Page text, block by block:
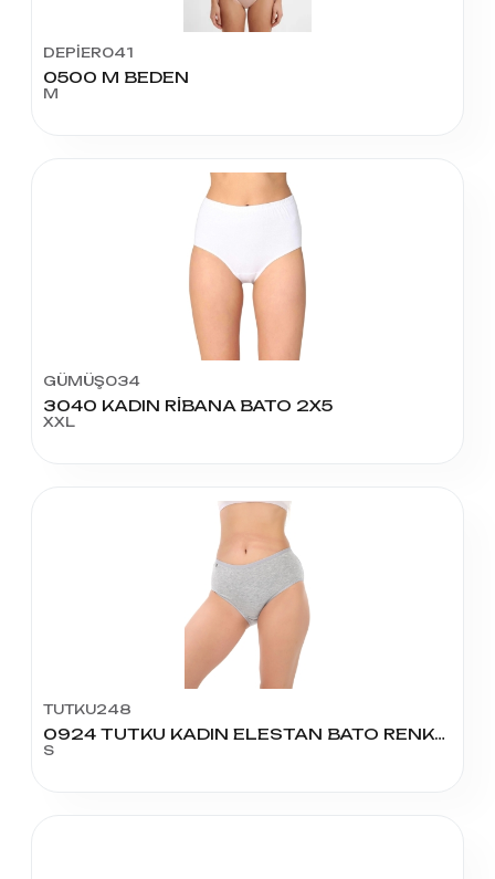
DEPİER041
0500 M BEDEN
M
GÜMÜŞ034
3040 KADIN RİBANA BATO 2X5
XXL
TUTKU248
0924 TUTKU KADIN ELESTAN BATO RENKLİ NO:2
S